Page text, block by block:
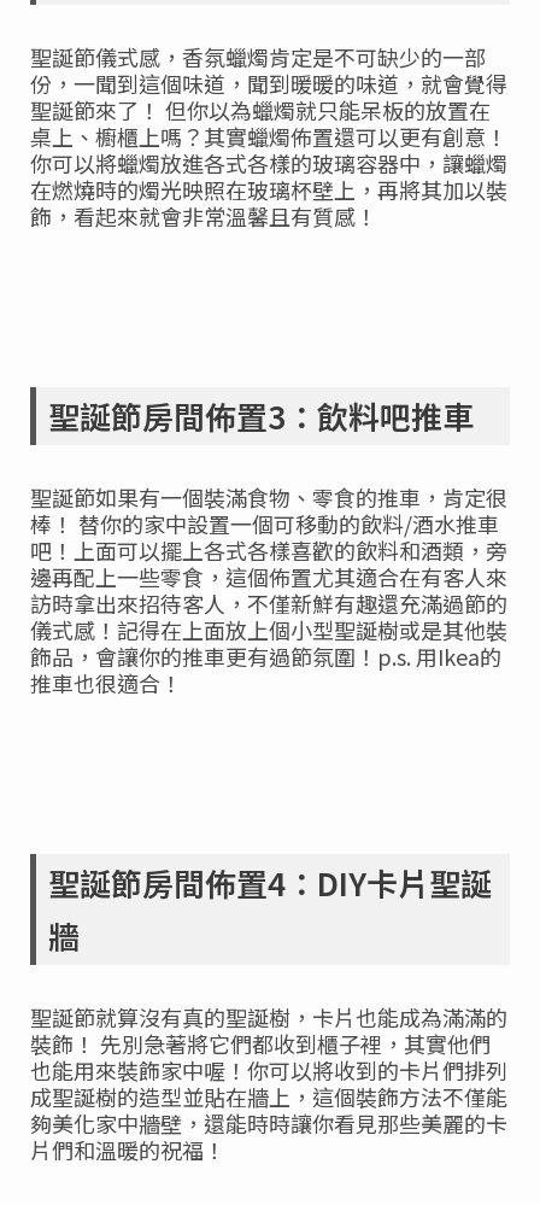
聖誕節儀式感，香氛蠟燭肯定是不可缺少的一部
份，一聞到這個味道，聞到暖暖的味道，就會覺得
聖誕節來了！ 但你以為蠟燭就只能呆板的放置在
桌上、櫥櫃上嗎？其實蠟燭佈置還可以更有創意！
你可以將蠟燭放進各式各樣的玻璃容器中，讓蠟燭
在燃燒時的燭光映照在玻璃杯壁上，再將其加以裝
飾，看起來就會非常溫馨且有質感！
聖誕節房間佈置3：飲料吧推車
聖誕節如果有一個裝滿食物、零食的推車，肯定很
棒！ 替你的家中設置一個可移動的飲料/酒水推車
吧！上面可以擺上各式各樣喜歡的飲料和酒類，旁
邊再配上一些零食，這個佈置尤其適合在有客人來
訪時拿出來招待客人，不僅新鮮有趣還充滿過節的
儀式感！記得在上面放上個小型聖誕樹或是其他裝
飾品，會讓你的推車更有過節氛圍！p.s. 用Ikea的
推車也很適合！
聖誕節房間佈置4：DIY卡片聖誕
牆
聖誕節就算沒有真的聖誕樹，卡片也能成為滿滿的
裝飾！ 先別急著將它們都收到櫃子裡，其實他們
也能用來裝飾家中喔！你可以將收到的卡片們排列
成聖誕樹的造型並貼在牆上，這個裝飾方法不僅能
夠美化家中牆壁，還能時時讓你看見那些美麗的卡
片們和溫暖的祝福！